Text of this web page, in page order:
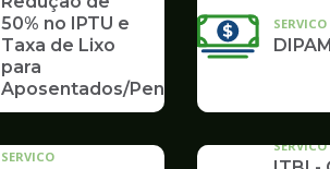
50% no IPTU e
Taxa de Lixo
para
Aposentados/Pensionistas
SERVICO
SERVICO
SERVICO